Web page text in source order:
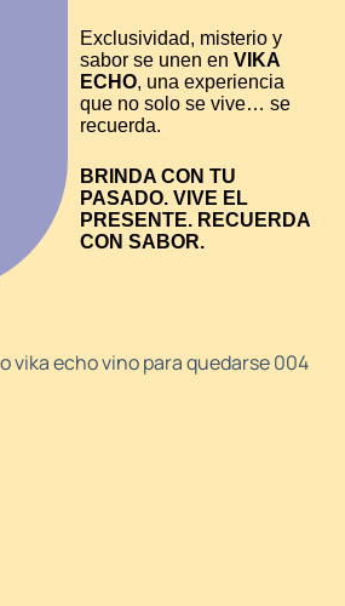
Exclusividad, misterio y
sabor se unen en VIKA
ECHO, una experiencia
que no solo se vive… se
recuerda.
BRINDA CON TU
PASADO. VIVE EL
PRESENTE. RECUERDA
CON SABOR.